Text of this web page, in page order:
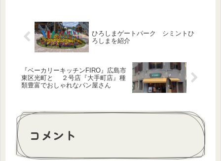
ひろしまゲートパーク シミントひ
ろしまを紹介
『ベーカリーキッチンFIRO』広島市
東区光町と ２号店『大手町店』種
類豊富でおしゃれなパン屋さん
コメント